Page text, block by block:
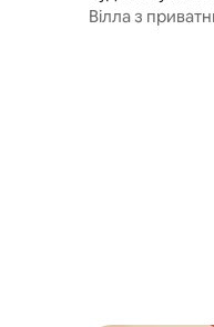
Вілла з